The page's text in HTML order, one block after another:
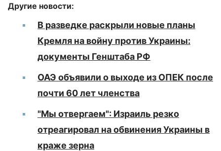
Другие новости:
В разведке раскрыли новые планы
Кремля на войну против Украины:
документы Генштаба РФ
ОАЭ объявили о выходе из ОПЕК после
почти 60 лет членства
"Мы отвергаем": Израиль резко
отреагировал на обвинения Украины в
краже зерна